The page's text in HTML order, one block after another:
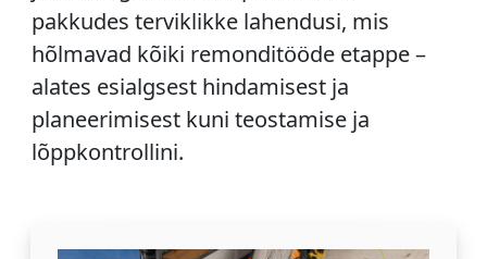
pakkudes terviklikke lahendusi, mis
hõlmavad kõiki remonditööde etappe –
alates esialgsest hindamisest ja
planeerimisest kuni teostamise ja
lõppkontrollini.